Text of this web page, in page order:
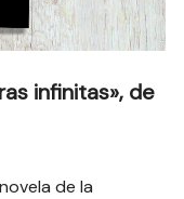
infinitas», de
de la